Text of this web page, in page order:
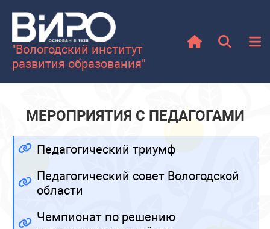
"Вологодский институт
развития образования"
МЕРОПРИЯТИЯ С ПЕДАГОГАМИ
Педагогический триумф
Педагогический совет Вологодской
области
Чемпионат по решению